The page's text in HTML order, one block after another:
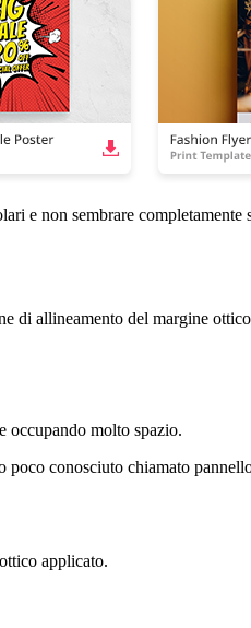
e non sembrare
di allineamento del margine
occupando molto spazio.
conosciuto chiamato
applicato.